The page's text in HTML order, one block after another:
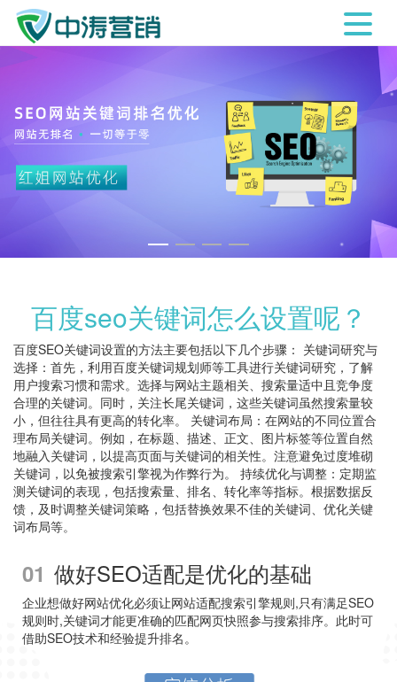
百度seo关键词怎么设置呢？
百度SEO关键词设置的方法主要包括以下几个步骤： 关键词研究与
选择：首先，利用百度关键词规划师等工具进行关键词研究，了解
用户搜索习惯和需求。选择与网站主题相关、搜索量适中且竞争度
合理的关键词。同时，关注长尾关键词，这些关键词虽然搜索量较
小，但往往具有更高的转化率。 关键词布局：在网站的不同位置合
理布局关键词。例如，在标题、描述、正文、图片标签等位置自然
地融入关键词，以提高页面与关键词的相关性。注意避免过度堆砌
关键词，以免被搜索引擎视为作弊行为。 持续优化与调整：定期监
测关键词的表现，包括搜索量、排名、转化率等指标。根据数据反
馈，及时调整关键词策略，包括替换效果不佳的关键词、优化关键
词布局等。
01 做好SEO适配是优化的基础
企业想做好网站优化必须让网站适配搜索引擎规则,只有满足SEO
规则时,关键词才能更准确的匹配网页快照参与搜索排序。此时可
借助SEO技术和经验提升排名。